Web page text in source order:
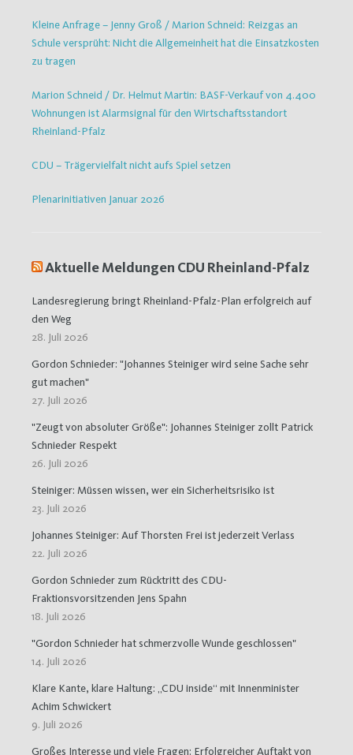
Kleine Anfrage – Jenny Groß / Marion Schneid: Reizgas an
Schule versprüht: Nicht die Allgemeinheit hat die Einsatzkosten
zu tragen
Marion Schneid / Dr. Helmut Martin: BASF-Verkauf von 4.400
Wohnungen ist Alarmsignal für den Wirtschaftsstandort
Rheinland-Pfalz
CDU – Trägervielfalt nicht aufs Spiel setzen
Plenarinitiativen Januar 2026
Aktuelle Meldungen CDU Rheinland-Pfalz
Landesregierung bringt Rheinland-Pfalz-Plan erfolgreich auf
den Weg
28. Juli 2026
Gordon Schnieder: "Johannes Steiniger wird seine Sache sehr
gut machen"
27. Juli 2026
"Zeugt von absoluter Größe": Johannes Steiniger zollt Patrick
Schnieder Respekt
26. Juli 2026
Steiniger: Müssen wissen, wer ein Sicherheitsrisiko ist
23. Juli 2026
Johannes Steiniger: Auf Thorsten Frei ist jederzeit Verlass
22. Juli 2026
Gordon Schnieder zum Rücktritt des CDU-
Fraktionsvorsitzenden Jens Spahn
18. Juli 2026
"Gordon Schnieder hat schmerzvolle Wunde geschlossen"
14. Juli 2026
Klare Kante, klare Haltung: „CDU inside“ mit Innenminister
Achim Schwickert
9. Juli 2026
Großes Interesse und viele Fragen: Erfolgreicher Auftakt von